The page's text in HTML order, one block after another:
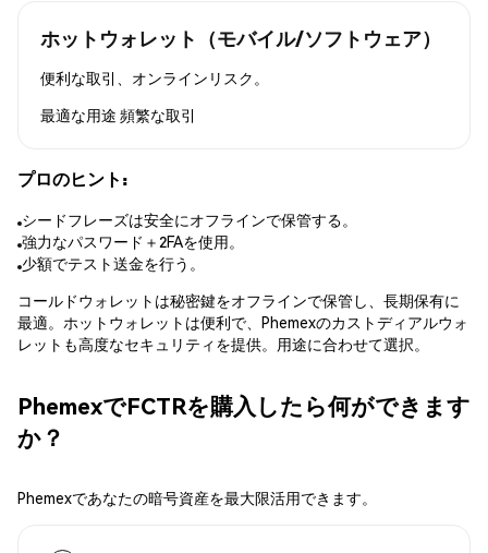
ホットウォレット（モバイル/ソフトウェア）
便利な取引、オンラインリスク。
最適な用途 頻繁な取引
プロのヒント:
シードフレーズは安全にオフラインで保管する。
強力なパスワード＋2FAを使用。
少額でテスト送金を行う。
コールドウォレットは秘密鍵をオフラインで保管し、長期保有に
最適。ホットウォレットは便利で、Phemexのカストディアルウォ
レットも高度なセキュリティを提供。用途に合わせて選択。
PhemexでFCTRを購入したら何ができます
か？
Phemexであなたの暗号資産を最大限活用できます。